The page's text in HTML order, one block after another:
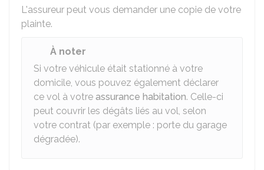
L'assureur peut vous demander une copie de votre
plainte.
À noter
Si votre véhicule était stationné à votre
domicile, vous pouvez également déclarer
ce vol à votre assurance habitation. Celle-ci
peut couvrir les dégâts liés au vol, selon
votre contrat (par exemple : porte du garage
dégradée).